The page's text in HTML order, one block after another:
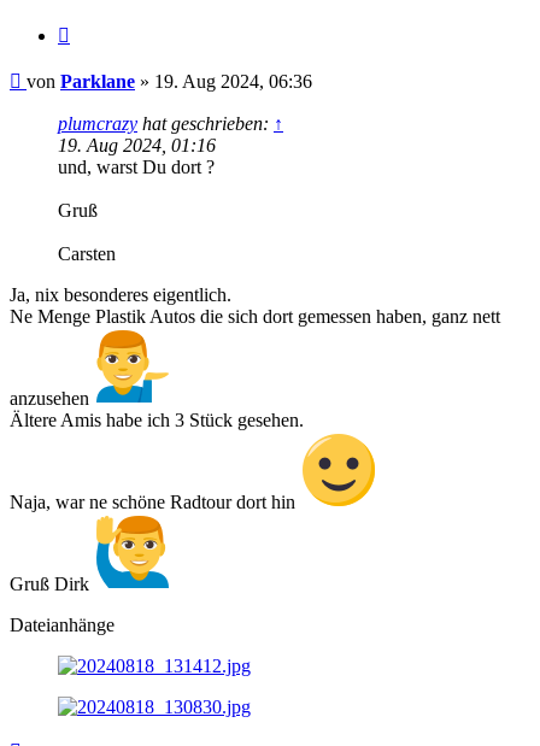
Beitrag
von Parklane » 19. Aug 2024, 06:36
plumcrazy hat geschrieben: ↑
19. Aug 2024, 01:16
und, warst Du dort ?
Gruß
Carsten
Ja, nix besonderes eigentlich.
Ne Menge Plastik Autos die sich dort gemessen haben, ganz nett
anzusehen
Ältere Amis habe ich 3 Stück gesehen.
Naja, war ne schöne Radtour dort hin
Gruß Dirk
Dateianhänge